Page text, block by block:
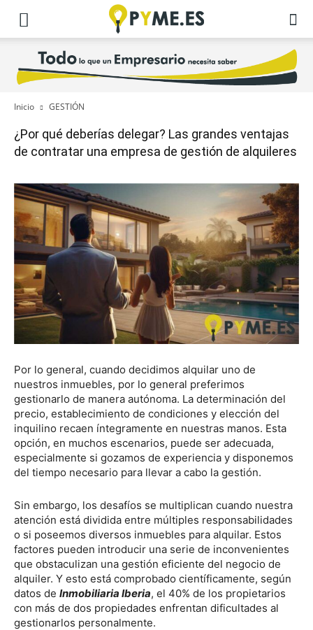
Inicio GESTIÓN
¿Por qué deberías delegar? Las grandes ventajas
de contratar una empresa de gestión de alquileres
Por lo general, cuando decidimos alquilar uno de
nuestros inmuebles, por lo general preferimos
gestionarlo de manera autónoma. La determinación del
precio, establecimiento de condiciones y elección del
inquilino recaen íntegramente en nuestras manos. Esta
opción, en muchos escenarios, puede ser adecuada,
especialmente si gozamos de experiencia y disponemos
del tiempo necesario para llevar a cabo la gestión.
Sin embargo, los desafíos se multiplican cuando nuestra
atención está dividida entre múltiples responsabilidades
o si poseemos diversos inmuebles para alquilar. Estos
factores pueden introducir una serie de inconvenientes
que obstaculizan una gestión eficiente del negocio de
alquiler. Y esto está comprobado científicamente, según
datos de Inmobiliaria Iberia, el 40% de los propietarios
con más de dos propiedades enfrentan dificultades al
gestionarlos personalmente.